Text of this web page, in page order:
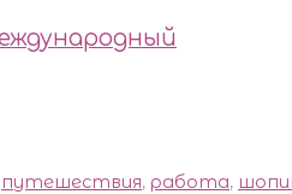
путешествия, работа,